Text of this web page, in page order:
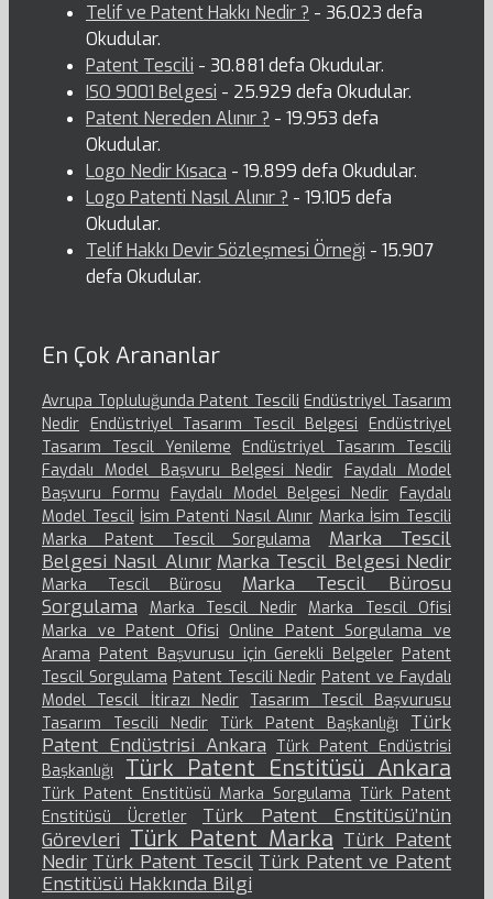
Telif ve Patent Hakkı Nedir ? - 36.023 defa
Okudular.
Patent Tescili - 30.881 defa Okudular.
ISO 9001 Belgesi - 25.929 defa Okudular.
Patent Nereden Alınır ? - 19.953 defa
Okudular.
Logo Nedir Kısaca - 19.899 defa Okudular.
Logo Patenti Nasıl Alınır ? - 19.105 defa
Okudular.
Telif Hakkı Devir Sözleşmesi Örneği - 15.907
defa Okudular.
En Çok Arananlar
Avrupa Topluluğunda Patent Tescili Endüstriyel Tasarım
Nedir Endüstriyel Tasarım Tescil Belgesi
Endüstriyel
Tasarım Tescil Yenileme
Endüstriyel Tasarım Tescili
Faydalı Model Başvuru Belgesi Nedir
Faydalı Model
Başvuru Formu
Faydalı Model Belgesi Nedir Faydalı
Model Tescil İsim Patenti Nasıl Alınır Marka İsim Tescili
Marka Patent Tescil Sorgulama
Marka Tescil
Belgesi Nasıl Alınır Marka Tescil Belgesi Nedir
Marka Tescil Bürosu
Marka Tescil Bürosu
Sorgulama
Marka Tescil Nedir Marka Tescil Ofisi
Marka ve Patent Ofisi Online Patent Sorgulama ve
Arama Patent Başvurusu için Gerekli Belgeler Patent
Tescil Sorgulama Patent Tescili Nedir Patent ve Faydalı
Model Tescil İtirazı Nedir Tasarım Tescil Başvurusu
Tasarım Tescili Nedir
Türk Patent Başkanlığı
Türk
Patent Endüstrisi Ankara Türk Patent Endüstrisi
Başkanlığı
Türk Patent Enstitüsü Ankara
Türk Patent Enstitüsü Marka Sorgulama Türk Patent
Enstitüsü Ücretler
Türk Patent Enstitüsü’nün
Görevleri Türk Patent Marka Türk Patent
Nedir Türk Patent Tescil Türk Patent ve Patent
Enstitüsü Hakkında Bilgi